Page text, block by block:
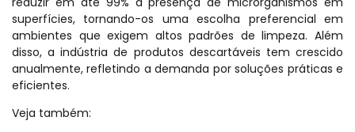
superfícies, tornando-os uma escolha preferencial em
ambientes que exigem altos padrões de limpeza. Além
disso, a indústria de produtos descartáveis tem crescido
anualmente, refletindo a demanda por soluções práticas e
eficientes.
Veja também: